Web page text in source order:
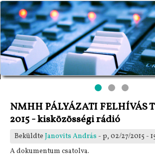
NMHH PÁLYÁZATI FELHÍVÁS
2015 - kisközösségi rádió
Beküldte Janovits András - p, 02/27/2015 -
A dokumentum csatolva.